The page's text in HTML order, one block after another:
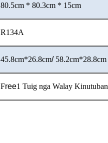
80.5cm * 80.3cm * 15cm
R134A
45.8cm*26.8cm/ 58.2cm*28.8cm
Free1 Tuig nga Walay